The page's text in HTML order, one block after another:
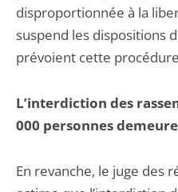
disproportionnée à la
suspend les dispositions
prévoient cette
L’interdiction des
000 personnes
En revanche, le juge des